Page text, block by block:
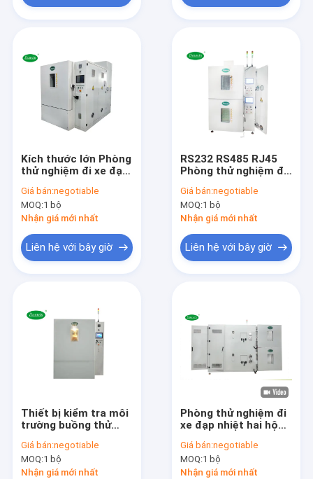
Kích thước lớn Phòng
thử nghiệm đi xe đạp
Nhiệt độ cao thấp
Giá bán:negotiable
MOQ:1 bộ
Nhận giá mới nhất
Liên hệ với bây giờ
RS232 RS485 RJ45
Phòng thử nghiệm đi
hình LCD được điều
khiển
Giá bán:negotiable
MOQ:1 bộ
Nhận giá mới nhất
Liên hệ với bây giờ
Thiết bị kiểm tra môi
trường buồng thử
độ cao nhiệt độ thấp
Giá bán:negotiable
MOQ:1 bộ
Nhận giá mới nhất
Phòng thử nghiệm đi
xe đạp nhiệt hai hộp
cho các sản phẩm
điện tử
Giá bán:negotiable
MOQ:1 bộ
Nhận giá mới nhất